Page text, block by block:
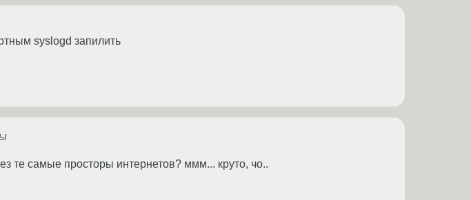
syslogd запилить
те самые просторы интернетов? ммм... круто, чо..